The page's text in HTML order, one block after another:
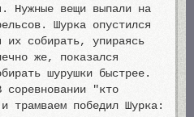
Нужные вещи выпали на
Шурка опустился
их собирать, упираясь
же, показался
шурушки быстрее.
соревновании "кто
трамваем победил Шурка: